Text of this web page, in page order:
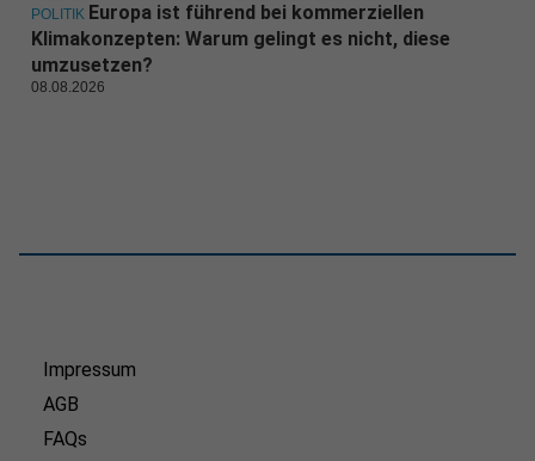
POLITIK Europa ist führend bei kommerziellen
Klimakonzepten: Warum gelingt es nicht, diese
umzusetzen?
08.08.2026
Impressum
AGB
FAQs